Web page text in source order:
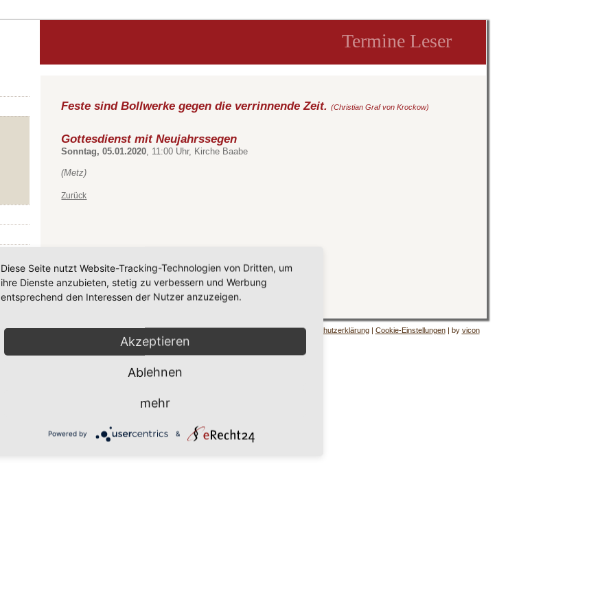
Termine Leser
Feste sind Bollwerke gegen die verrinnende Zeit.(Christian Graf von Krockow)
Gottesdienst mit Neujahrssegen
Sonntag, 05.01.2020, 11:00 Uhr, Kirche Baabe
(Metz)
Zurück
Mönchgut 2026 |Impressum|Datenschutzerklärung| Cookie-Einstellungen| by vicon
Diese Seite nutzt Website-Tracking-Technologien von Dritten, um
ihre Dienste anzubieten, stetig zu verbessern und Werbung
entsprechend den Interessen der Nutzer anzuzeigen.
Akzeptieren
Ablehnen
mehr
Powered by &